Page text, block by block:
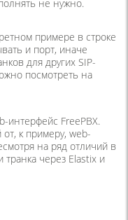
не нужно.
примере в строке
и порт, иначе
для других SIP-
посмотреть на
интерфейс FreePBX.
к примеру, web-
на ряд отличий в
транка через Elastix и